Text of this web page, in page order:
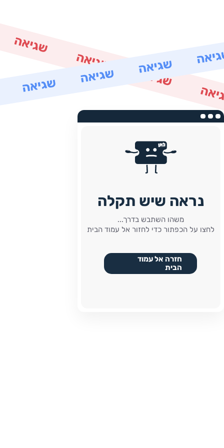
נראה שיש תקלה
משהו השתבש בדרך...
לחצו על הכפתור כדי לחזור אל עמוד הבית
חזרה אל עמוד
הבית